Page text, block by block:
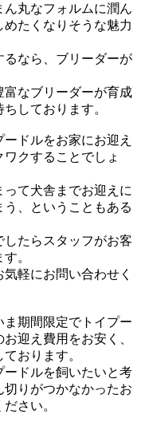
丸なフォルムに潤ん
たくなりそうな魅力
るなら、ブリーダーが
なブリーダーが育成
しております。
ドルをお家にお迎え
クすることでしょ
て犬舎までお迎えに
、ということもある
たらスタッフがお客
。
軽にお問い合わせく
期間限定でトイプー
迎え費用をお安く、
おります。
ードルを飼いたいと考
切りがつかなかったお
さい。